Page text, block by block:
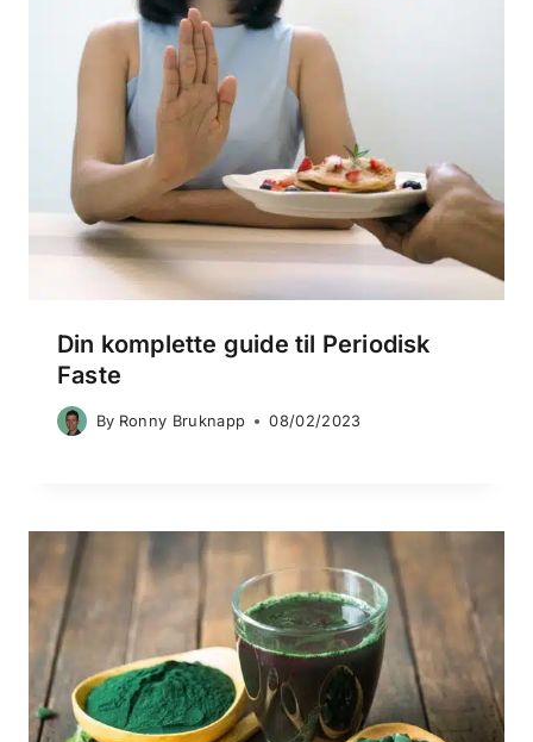
Din komplette guide til Periodisk
Faste
By Ronny Bruknapp 08/02/2023